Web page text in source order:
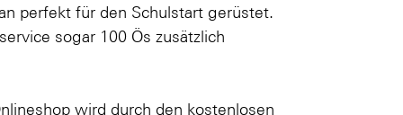
perfekt für den Schulstart gerüstet.
sogar 100 Ös zusätzlich
wird durch den kostenlosen